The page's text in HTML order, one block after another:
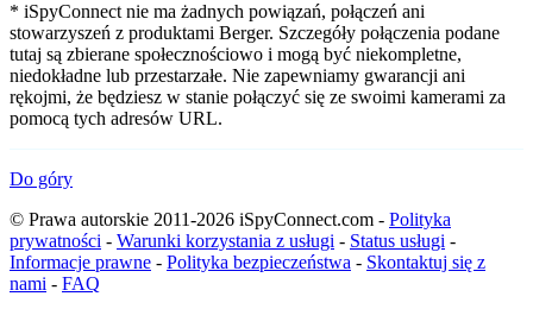
* iSpyConnect nie ma żadnych powiązań, połączeń ani
stowarzyszeń z produktami Berger. Szczegóły połączenia podane
tutaj są zbierane społecznościowo i mogą być niekompletne,
niedokładne lub przestarzałe. Nie zapewniamy gwarancji ani
rękojmi, że będziesz w stanie połączyć się ze swoimi kamerami za
pomocą tych adresów URL.
Do góry
© Prawa autorskie 2011-2026 iSpyConnect.com - Polityka
prywatności - Warunki korzystania z usługi - Status usługi -
Informacje prawne - Polityka bezpieczeństwa - Skontaktuj się z
nami - FAQ